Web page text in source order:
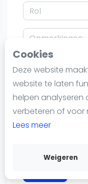
Cookies
Deze website
website te laten
helpen analyseren
verbeteren of voor
Lees meer
Weigeren
Padelgear
Overige
Informatie
Over ons
Contact
Adverteren
Insights
WhatsApp
Join